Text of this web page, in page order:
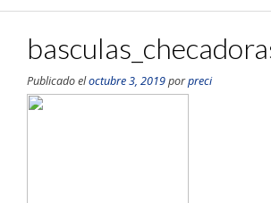
Publicado eloctubre 3, 2019porpreci